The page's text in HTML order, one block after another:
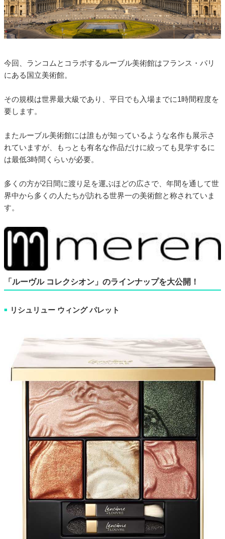
今回、ランコムとコラボするルーブル美術館はフランス・パリ
にある国立美術館。
その規模は世界最大級であり、平日でも入場までに1時間程度を
要します。
またルーブル美術館には誰もが知っているような名作も展示さ
れていますが、もっとも有名な作品だけに絞っても見学するに
は最低3時間くらいが必要。
多くの方が2日間に渡り足を運ぶほどの広さで、年間を通して世
界中から多くの人たちが訪れる世界一の美術館と称されていま
す。
「ルーヴル コレクシオン」のラインナップを大公開！
■ リシュリュー ウィング パレット